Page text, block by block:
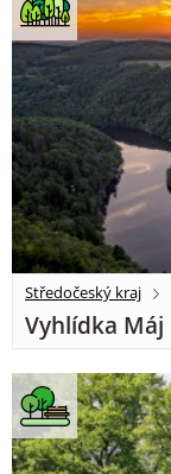
Středočeský kraj
Vyhlídka Máj